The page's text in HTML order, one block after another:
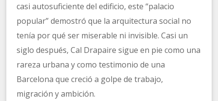
casi autosuficiente del edificio, este “palacio
popular” demostró que la arquitectura social no
tenía por qué ser miserable ni invisible. Casi un
siglo después, Cal Drapaire sigue en pie como una
rareza urbana y como testimonio de una
Barcelona que creció a golpe de trabajo,
migración y ambición.